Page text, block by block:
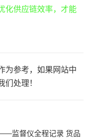
化供应链效率，才能
为参考，如果网站中
们处理！
监督仪全程记录 货品